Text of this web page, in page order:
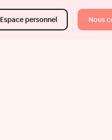
Espace personnel Nous